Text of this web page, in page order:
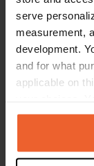
serve
measurement,
development.
and for what
applicable on
any time from
the Privacy
vogelsoorten
liefhebbers van
haar rijkdom
kasteel
idyllisch plekje
Nederlands
camperplaats
optie!